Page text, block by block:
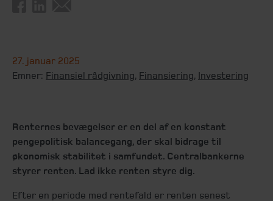
27. januar 2025
Emner: Finansiel rådgivning, Finansiering, Investering
Renternes bevægelser er en del af en konstant
pengepolitisk balancegang, der skal bidrage til
økonomisk stabilitet i samfundet. Centralbankerne
styrer renten. Lad ikke renten styre dig.
Efter en periode med rentefald er renten senest